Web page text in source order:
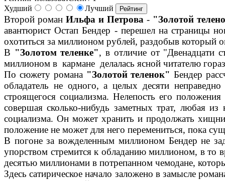
Худший
Лучший
Второй роман Ильфа и Петрова - "Золотой
авантюрист Остап Бендер - перешел на страницы
охотиться за миллионом рублей, раздобыв который
В "Золотом теленке", в отличие от "Двенадцати
миллионом в кармане делалась ясной читателю
По сюжету романа "Золотой теленок" Бендер
обладатель не одного, а целых десяти
строящегося социализма. Нелепость его
совершая сколько-нибудь заметных трат, любая
социализма. Он может хранить и продолжать
положение не может для него перемениться, пока
В погоне за вожделенным миллионом Бендер не
упорством стремится к обладанию миллионом, в то
десятью миллионами в потрепанном чемодане,
Здесь сатирическое начало заложено в замысле